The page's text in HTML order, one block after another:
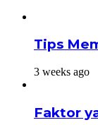
Tips
3 weeks ago
Faktor